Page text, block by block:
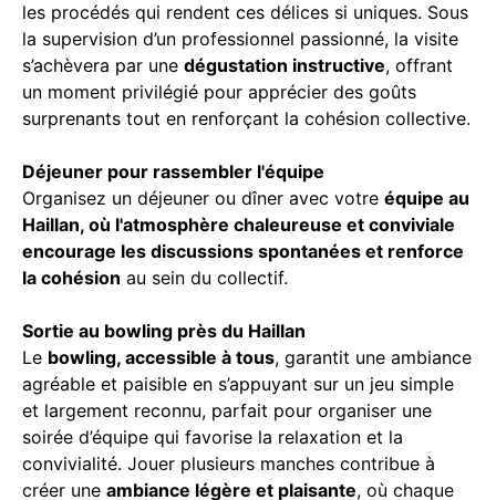
les procédés qui rendent ces délices si uniques. Sous
la supervision d’un professionnel passionné, la visite
s’achèvera par une dégustation instructive, offrant
un moment privilégié pour apprécier des goûts
surprenants tout en renforçant la cohésion collective.
Déjeuner pour rassembler l'équipe
Organisez un déjeuner ou dîner avec votre équipe au
Haillan, où l'atmosphère chaleureuse et conviviale
encourage les discussions spontanées et renforce
la cohésion au sein du collectif.
Sortie au bowling près du Haillan
Le bowling, accessible à tous, garantit une ambiance
agréable et paisible en s’appuyant sur un jeu simple
et largement reconnu, parfait pour organiser une
soirée d’équipe qui favorise la relaxation et la
convivialité. Jouer plusieurs manches contribue à
créer une ambiance légère et plaisante, où chaque